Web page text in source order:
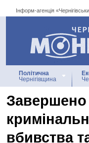
Інформ-агенція
Інформ-
Політична
Чернігівщина
Завершено
вбивства